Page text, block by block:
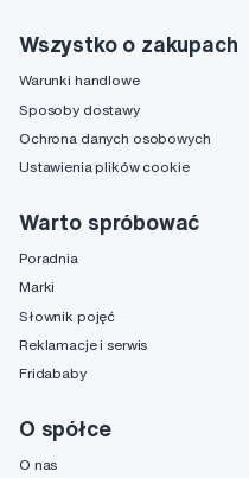
Wszystko o zakupach
Warunki handlowe
Sposoby dostawy
Ochrona danych osobowych
Ustawienia plików cookie
Warto spróbować
Poradnia
Marki
Słownik pojęć
Reklamacje i serwis
Fridababy
O spółce
O nas